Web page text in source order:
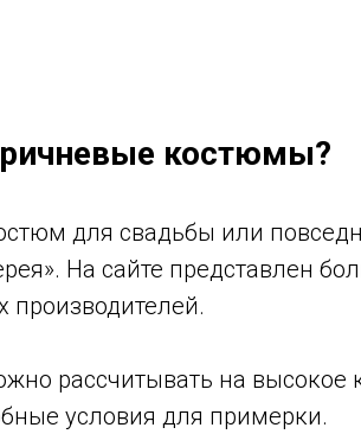
костюмы?
для свадьбы или
На сайте представлен
производителей.
рассчитывать на высокое
условия для примерки.